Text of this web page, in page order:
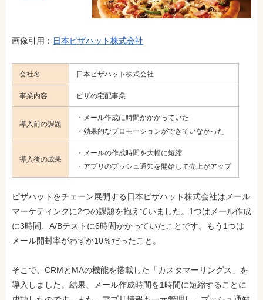
画像引用： 日本ピザハット株式会社
会社名 日本ピザハット株式会社
事業内容 ピザの宅配事業
導入前の課題
・メール作成に時間がかかっていた
・効果的なプロモーションができていなかった
導入後の成果
・メールの作成時間を大幅に短縮
・アプリのプッシュ通知を開始して売上がアップ
ピザハットをチェーン展開する日本ピザハット株式会社はメール
マーケティングに2つの課題を抱えていました。1つはメール作成
に3時間、A/Bテストに6時間かかっていたことです。もう1つは
メール開封率がわずか10％だったこと。
そこで、CRMとMAの機能を搭載した「カスタマーリングス」を
導入しました。結果、メール作成時間を1時間に短縮することに